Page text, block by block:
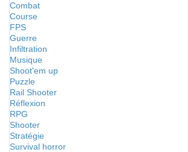
Combat
Course
FPS
Guerre
Infiltration
Musique
Shoot'em up
Puzzle
Rail Shooter
Réflexion
RPG
Shooter
Stratégie
Survival horror